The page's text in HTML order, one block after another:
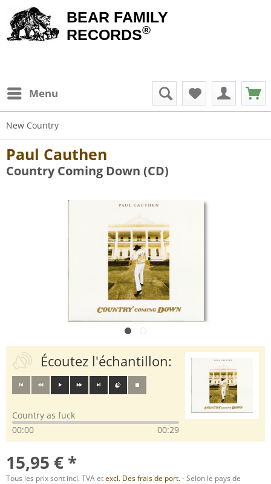
BEAR FAMILY
RECORDS®
Menu
New Country
Paul Cauthen
Country Coming Down (CD)
Écoutez l'échantillon:
Country as fuck
00:00
00:29
15,95 € *
Tous les prix sont incl. TVA etexcl. Des frais de port.- Selon le pays de